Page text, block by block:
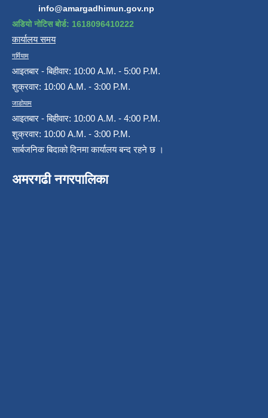
info@amargadhimun.gov.np
अडियो नोटिस बोर्ड: 1618096410222
कार्यालय समय
गर्मियाम
आइतबार - बिहीवार: 10:00 A.M. - 5:00 P.M.
शुक्रवार: 10:00 A.M. - 3:00 P.M.
जाडोयाम
आइतबार - बिहीवार: 10:00 A.M. - 4:00 P.M.
शुक्रवार: 10:00 A.M. - 3:00 P.M.
सार्बजनिक बिदाको दिनमा कार्यालय बन्द रहने छ ।
अमरगढी नगरपालिका